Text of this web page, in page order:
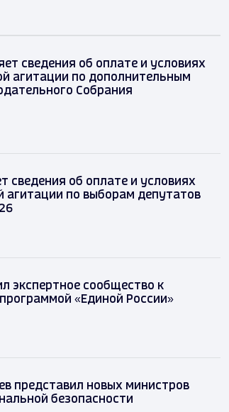
сведения об оплате и условиях
агитации по дополнительным
Собрания
сведения об оплате и условиях
агитации по выборам депутатов
экспертное сообщество к
«Единой России»
представил новых министров
безопасности